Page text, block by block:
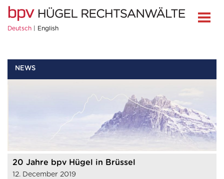
Deutsch English
NEWS
20 Jahre bpv Hügel in Brüssel
12. December 2019